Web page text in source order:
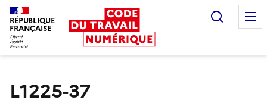
RÉPUBLIQUE
FRANÇAISE
L1225-37